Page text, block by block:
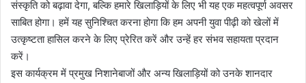
संस्कृति को बढ़ावा देगा, बल्कि हमारे खिलाड़ियों के लिए भी यह एक महत्वपूर्ण अवसर
साबित होगा। हमें यह सुनिश्चित करना होगा कि हम अपनी युवा पीढ़ी को खेलों में
उत्कृष्टता हासिल करने के लिए प्रेरित करें और उन्हें हर संभव सहायता प्रदान
करें।
इस कार्यक्रम में प्रमुख निशानेबाजों और अन्य खिलाड़ियों को उनके शानदार